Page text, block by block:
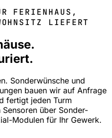
FERIENHAUS,
LIEFERT
Sonderwünsche und
bauen wir auf Anfrage
fertigt jeden Turm
über Sonder-
Modulen für Ihr Gewerk.